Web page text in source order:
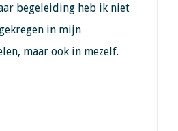
begeleiding heb ik niet
in mijn
maar ook in mezelf.